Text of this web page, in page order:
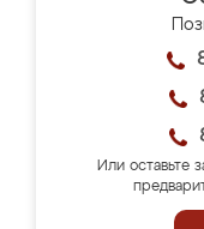
Или оставьте